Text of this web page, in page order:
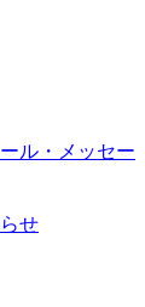
ル・メッセー
せ